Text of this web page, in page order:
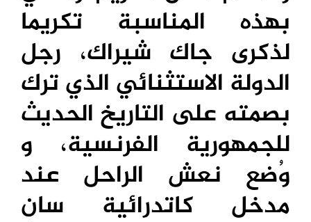
بهذه المناسبة تكريما
لذكرى جاك شيراك، رجل
الدولة الاستثنائي الذي ترك
بصمته على التاريخ الحديث
للجمهورية الفرنسية، و
وُضع نعش الراحل عند
مدخل كاتدرائية سان